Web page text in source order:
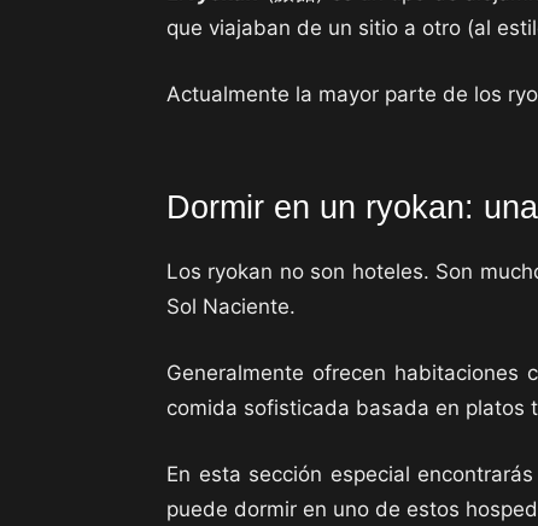
que viajaban de un sitio a otro (al
Actualmente la mayor parte de los
Dormir en un ryokan:
Los ryokan no son hoteles. Son
Sol Naciente.
Generalmente ofrecen habitaciones
comida sofisticada basada en platos
En esta sección especial
puede dormir en uno de estos